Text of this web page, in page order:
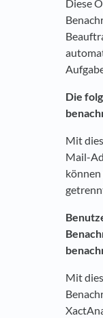
Diese
Die
Mit
Mail-
Mit